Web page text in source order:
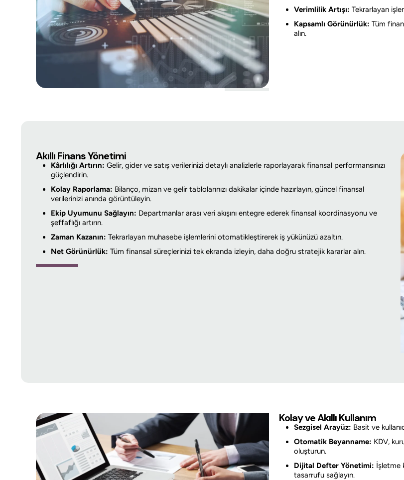
Verimlilik Artışı: Tekrarlayan
Kapsamlı Görünürlük: Tüm
alın.
Akıllı Finans Yönetimi
Kârlılığı Artırın: Gelir, gider ve satış verilerinizi detaylı analizlerle raporlayarak finansal performansınızı
güçlendirin.
Kolay Raporlama: Bilanço, mizan ve gelir tablolarınızı dakikalar içinde hazırlayın, güncel finansal
verilerinizi anında görüntüleyin.
Ekip Uyumunu Sağlayın: Departmanlar arası veri akışını entegre ederek finansal koordinasyonu ve
şeffaflığı artırın.
Zaman Kazanın: Tekrarlayan muhasebe işlemlerini otomatikleştirerek iş yükünüzü azaltın.
Net Görünürlük: Tüm finansal süreçlerinizi tek ekranda izleyin, daha doğru stratejik kararlar alın.
Kolay ve Akıllı Kullanım
Sezgisel Arayüz: Basit ve
Otomatik Beyanname: KDV,
oluşturun.
Dijital Defter Yönetimi: İşletme
tasarrufu sağlayın.